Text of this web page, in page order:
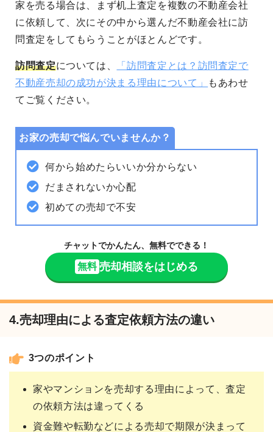
家を売る場合は、まず机上査定を複数の不動産会社
に依頼して、次にその中から選んだ不動産会社に訪
問査定をしてもらうことがほとんどです。
訪問査定については、
「訪問査定とは？訪問査定で
不動産売却の成功が決まる理由について」
もあわせ
てご覧ください。
お家の売却で悩んでいませんか？
何から始めたらいいか分からない
だまされないか心配
初めての売却で不安
チャットでかんたん、無料でできる！
無料 売却相談をはじめる
4.売却理由による査定依頼方法の違い
3つのポイント
家やマンションを売却する理由によって、査定
の依頼方法は違ってくる
資金難や転勤などによる売却で期限が決まって